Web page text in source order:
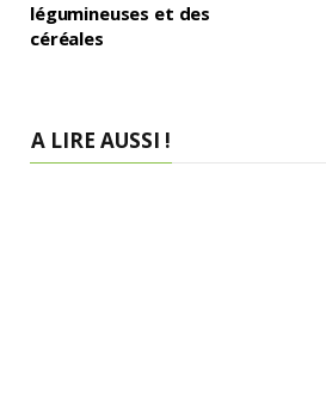
légumineuses et des
céréales
A LIRE AUSSI !